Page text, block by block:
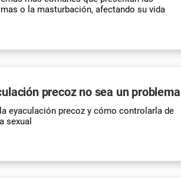
o la masturbación, afectando su vida
precoz no sea un problema
eyaculación precoz y cómo controlarla de
sexual